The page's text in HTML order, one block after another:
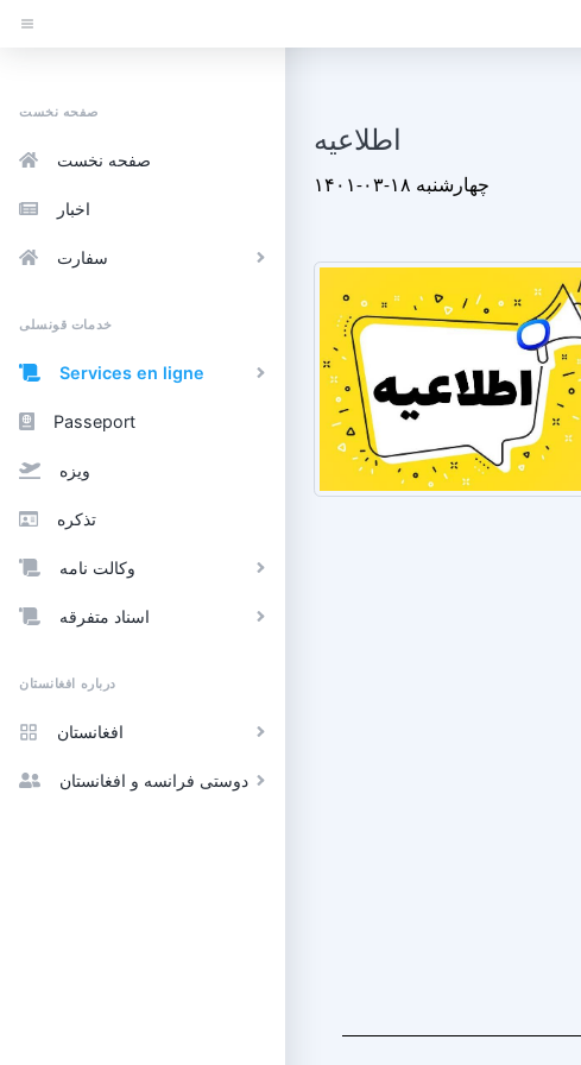
صفحه نخست
صفحه نخست
اخبار
سفارت
خدمات قونسلی
Services en ligne
Passeport
ویزه
تذکره
وکالت نامه
اسناد متفرقه
درباره افغانستان
افغانستان
دوستی فرانسه و افغانستان
اطلاعیه
۱۴۰۱-۰۳-۱۸ چهارشنبه